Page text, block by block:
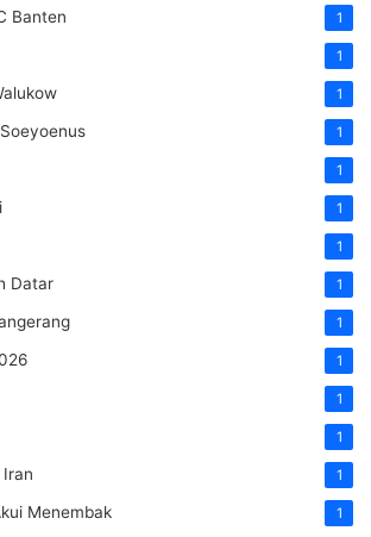
Banten 1
1
1
1
1
1
1
Datar 1
1
1
1
1
1
Menembak 1